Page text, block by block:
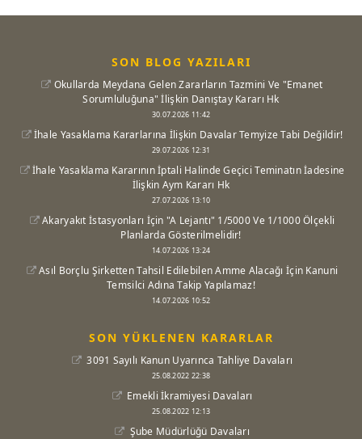
SON BLOG YAZILARI
Okullarda Meydana Gelen Zararların Tazmini Ve "Emanet
Sorumluluğuna" İlişkin Danıştay Kararı Hk
30.07.2026 11:42
İhale Yasaklama Kararlarına İlişkin Davalar Temyize Tabi Değildir!
29.07.2026 12:31
İhale Yasaklama Kararının İptali Halinde Geçici Teminatın İadesine
İlişkin Aym Kararı Hk
27.07.2026 13:10
Akaryakıt İstasyonları İçin "A Lejantı" 1/5000 Ve 1/1000 Ölçekli
Planlarda Gösterilmelidir!
14.07.2026 13:24
Asıl Borçlu Şirketten Tahsil Edilebilen Amme Alacağı İçin Kanuni
Temsilci Adına Takip Yapılamaz!
14.07.2026 10:52
SON YÜKLENEN KARARLAR
3091 Sayılı Kanun Uyarınca Tahliye Davaları
25.08.2022 22:38
Emekli İkramiyesi Davaları
25.08.2022 12:13
Şube Müdürlüğü Davaları